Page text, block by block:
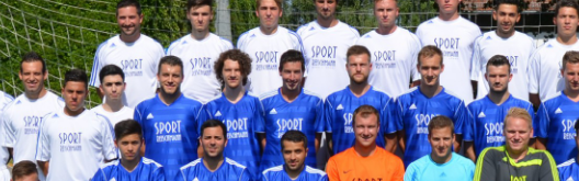
TORSCHÜTZEN
LIVE!